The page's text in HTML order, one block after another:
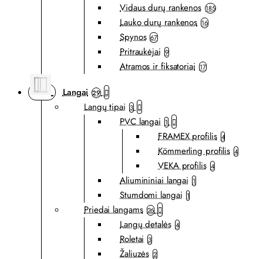
Vidaus durų rankenos 185
Lauko durų rankenos 16
Spynos 67
Pritraukėjai 9
Atramos ir fiksatoriai 17
Langai 29
Langų tipai 3
PVC langai 1
FRAMEX profilis 4
Kömmerling profilis 4
VEKA profilis 4
Aliumininiai langai 1
Stumdomi langai 1
Priedai langams 26
Langų detalės 4
Roletai 3
Žaliuzės 2